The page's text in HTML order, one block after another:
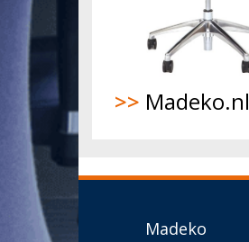
>> Madeko.nl
Madeko